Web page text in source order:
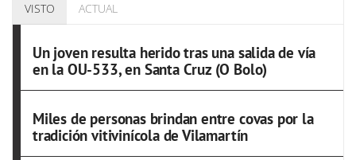
VISTO ACTUAL
Un joven resulta herido tras una salida de vía
en la OU-533, en Santa Cruz (O Bolo)
Miles de personas brindan entre covas por la
tradición vitivinícola de Vilamartín